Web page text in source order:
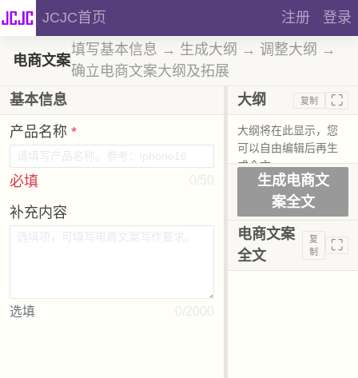
JCJC首页 注册 登录
电商文案
填写基本信息 → 生成大纲 → 调整大纲 →
确立电商文案大纲及拓展
基本信息
产品名称 *
必填 0/50
补充内容
选填 0/2000
大纲 复制 ⛶
生成电商文
案全文
电商文案
全文
复
制
⛶